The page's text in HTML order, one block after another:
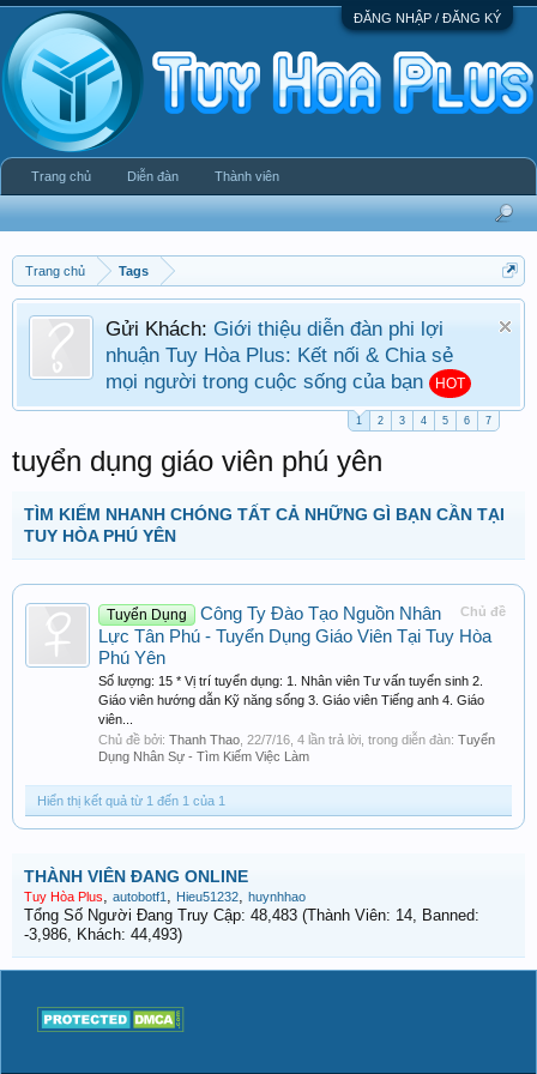
ĐĂNG NHẬP / ĐĂNG KÝ
Trang chủ Tags
Gửi Khách: Giới thiệu diễn đàn phi lợi
nhuận Tuy Hòa Plus: Kết nối & Chia sẻ
mọi người trong cuộc sống của bạn
HOT
1 2 3 4 5 6 7
tuyển dụng giáo viên phú yên
TÌM KIẾM NHANH CHÓNG TẤT CẢ NHỮNG GÌ BẠN CẦN TẠI
TUY HÒA PHÚ YÊN
Chủ đề
Tuyển Dụng
Công Ty Đào Tạo Nguồn Nhân
Lực Tân Phú - Tuyển Dụng Giáo Viên Tại Tuy Hòa
Phú Yên
Số lượng: 15 * Vị trí tuyển dụng: 1. Nhân viên Tư vấn tuyển sinh 2.
Giáo viên hướng dẫn Kỹ năng sống 3. Giáo viên Tiếng anh 4. Giáo
viên...
Chủ đề bởi: Thanh Thao 22/7/16 , 4 lần trả lời, trong diễn đàn: Tuyển
Dụng Nhân Sự - Tìm Kiếm Việc Làm
Hiển thị kết quả từ 1 đến 1 của 1
THÀNH VIÊN ĐANG ONLINE
Tuy Hòa Plus, autobotf1 , Hieu51232, huynhhao
Tổng Số Người Đang Truy Cập: 48,483 (Thành Viên: 14, Banned:
-3,986, Khách: 44,493)
Trang chủ Diễn đàn Thành viên